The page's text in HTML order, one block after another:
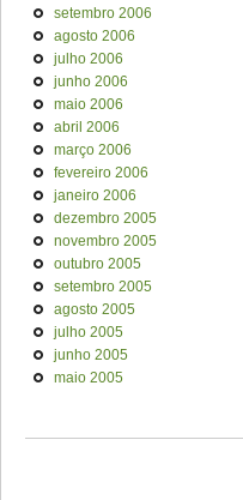
setembro 2006
agosto 2006
julho 2006
junho 2006
maio 2006
abril 2006
março 2006
fevereiro 2006
janeiro 2006
dezembro 2005
novembro 2005
outubro 2005
setembro 2005
agosto 2005
julho 2005
junho 2005
maio 2005